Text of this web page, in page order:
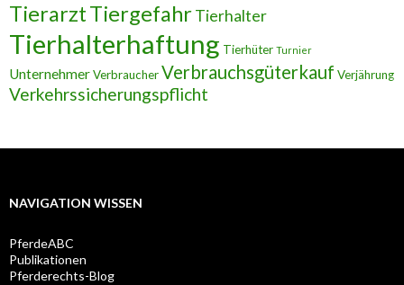
TierarztTiergefahrTierhalter
Tierhalterhaftung Tierhüter Turnier
UnternehmerVerbraucherVerbrauchsgüterkauf Verjährung
Verkehrssicherungspflicht
NAVIGATION WISSEN
PferdeABC
Publikationen
Pferderechts-Blog